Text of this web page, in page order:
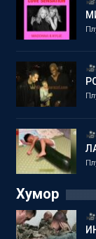
Хумор